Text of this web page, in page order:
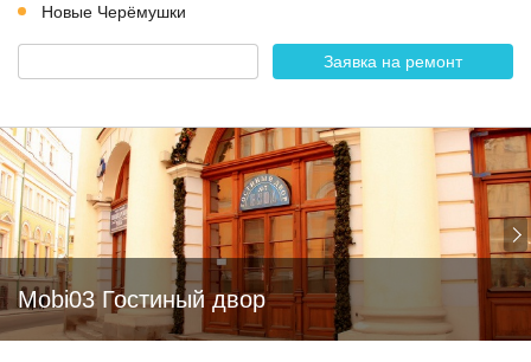
Новые Черёмушки
Заявка на ремонт
Mobi03 Гостиный двор